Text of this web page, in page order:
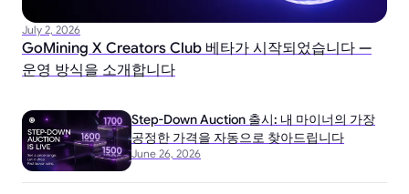
GoMining X Creators Club 베타가 시작되었습니다 —
운영 방식을 소개합니다
July 2, 2026
Step-Down Auction 출시: 내 마이너의 가장
공정한 가격을 자동으로 찾아드립니다
June 26, 2026